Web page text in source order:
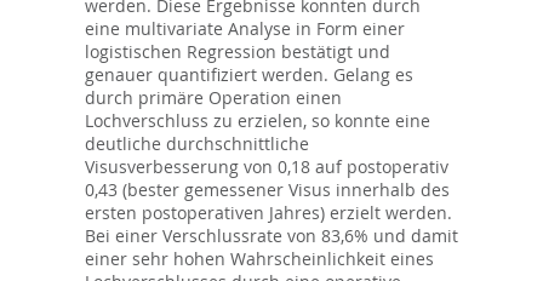
werden. Diese Ergebnisse konnten durch
eine multivariate Analyse in Form einer
logistischen Regression bestätigt und
genauer quantifiziert werden. Gelang es
durch primäre Operation einen
Lochverschluss zu erzielen, so konnte eine
deutliche durchschnittliche
Visusverbesserung von 0,18 auf postoperativ
0,43 (bester gemessener Visus innerhalb des
ersten postoperativen Jahres) erzielt werden.
Bei einer Verschlussrate von 83,6% und damit
einer sehr hohen Wahrscheinlichkeit eines